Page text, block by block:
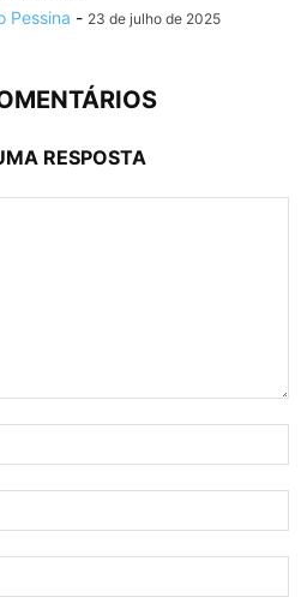
Pessina - 23 de julho de 2025
RESPOSTA